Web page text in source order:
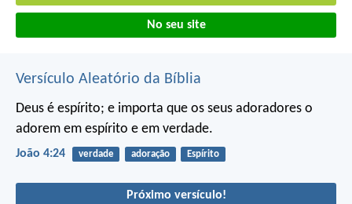
No seu site
Versículo Aleatório da Bíblia
Deus é espírito; e importa que os seus adoradores o
adorem em espírito e em verdade.
João 4:24 verdade adoração Espírito
Próximo versículo!